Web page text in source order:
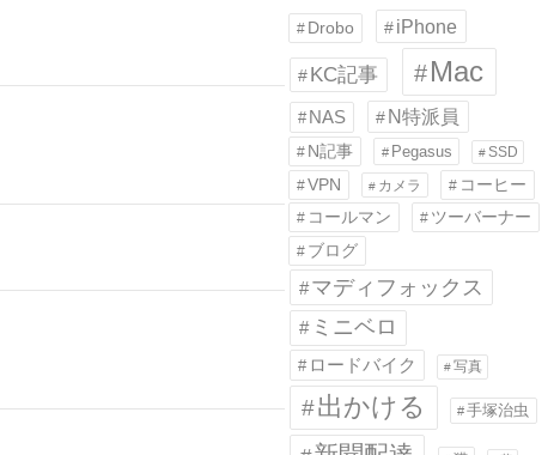
Drobo iPhone
KC記事 Mac
NAS N特派員
N記事 Pegasus SSD
VPN カメラ
コーヒー
コールマン
ツーバーナー
ブログ
マディフォックス
ミニベロ
ロードバイク 写真
出かける 手塚治虫